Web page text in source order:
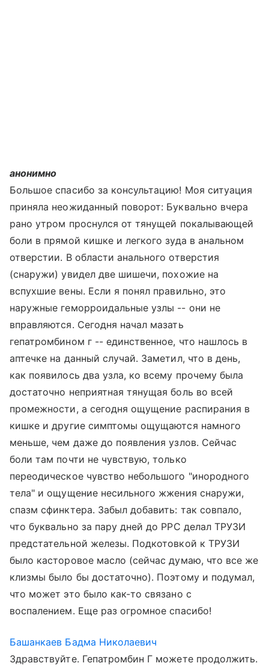
анонимно
Большое спасибо за консультацию! Моя ситуация
приняла неожиданный поворот: Буквально вчера
рано утром проснулся от тянущей покалывающей
боли в прямой кишке и легкого зуда в анальном
отверстии. В области анального отверстия
(снаружи) увидел две шишечи, похожие на
вспухшие вены. Если я понял правильно, это
наружные геморроидальные узлы -- они не
вправляются. Сегодня начал мазать
гепатромбином г -- единственное, что нашлось в
аптечке на данный случай. Заметил, что в день,
как появилось два узла, ко всему прочему была
достаточно неприятная тянущая боль во всей
промежности, а сегодня ощущение распирания в
кишке и другие симптомы ощущаются намного
меньше, чем даже до появления узлов. Сейчас
боли там почти не чувствую, только
переодическое чувство небольшого "инородного
тела" и ощущение несильного жжения снаружи,
спазм сфинктера. Забыл добавить: так совпало,
что буквально за пару дней до РРС делал ТРУЗИ
предстательной железы. Подкотовкой к ТРУЗИ
было касторовое масло (сейчас думаю, что все же
клизмы было бы достаточно). Поэтому и подумал,
что может это было как-то связано с
воспалением. Еще раз огромное спасибо!
Башанкаев Бадма Николаевич
Здравствуйте. Гепатромбин Г можете продолжить.